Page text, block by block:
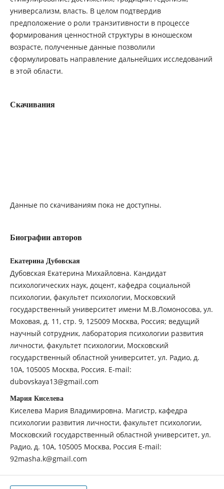
универсализм, власть. В целом подтвердив
предположение о роли транзитивности в процессе
формирования ценностной структуры в юношеском
возрасте, полученные данные позволили
сформулировать направление дальнейших исследований
в этой области.
Скачивания
Данные по скачиваниям пока не доступны.
Биографии авторов
Екатерина Дубовская
Дубовская Екатерина Михайловна. Кандидат
психологических наук, доцент, кафедра социальной
психологии, факультет психологии, Московский
государственный университет имени М.В.Ломоносова, ул.
Моховая, д. 11, стр. 9, 125009 Москва, Россия; ведущий
научный сотрудник, лаборатория психологии развития
личности, факультет психологии, Московский
государственный областной университет, ул. Радио, д.
10А, 105005 Москва, Россия. E-mail:
dubovskaya13@gmail.com
Мария Киселева
Киселева Мария Владимировна. Магистр, кафедра
психологии развития личности, факультет психологии,
Московский государственный областной университет, ул.
Радио, д. 10А, 105005 Москва, Россия E-mail:
92masha.k@gmail.com